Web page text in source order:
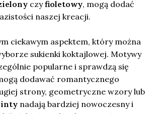
czyfioletowy, mogą dodać
naszej kreacji.
ciekawym aspektem, który można
sukienki koktajlowej. Motywy
popularne i sprawdzą się
dodawać romantycznego
strony, geometryczne wzory lub
nadają bardziej nowoczesny i